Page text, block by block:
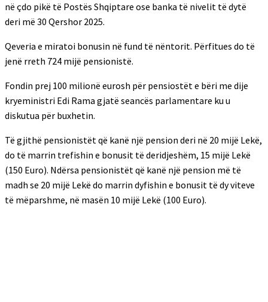
në çdo pikë të Postës Shqiptare ose banka të nivelit të dytë
deri më 30 Qershor 2025.
Qeveria e miratoi bonusin në fund të nëntorit. Përfitues do të
jenë rreth 724 mijë pensionistë.
Fondin prej 100 milionë eurosh për pensiostët e bëri me dije
kryeministri Edi Rama gjatë seancës parlamentare ku u
diskutua për buxhetin.
Të gjithë pensionistët që kanë një pension deri në 20 mijë Lekë,
do të marrin trefishin e bonusit të deridjeshëm, 15 mijë Lekë
(150 Euro). Ndërsa pensionistët që kanë një pension më të
madh se 20 mijë Lekë do marrin dyfishin e bonusit të dy viteve
të mëparshme, në masën 10 mijë Lekë (100 Euro).